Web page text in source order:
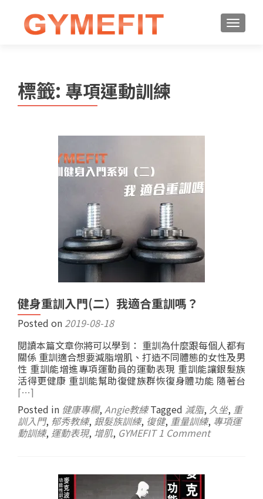
標籤: 專項運動訓練
健身重訓入門(二）我適合重訓嗎？
Posted on 2019-08-18
閱讀本篇文章你將可以學到： 重訓為什麼跟每個人都有
關係 重訓適合想要減脂增肌、打造不同體態的女性及男
性 重訓能增進專項運動員的運動表現 重訓能讓銀髮族
活得更健康 重訓能幫助復健族群恢復身體功能 隨著台
[…]
Posted in 健康專欄, Angie教練 Tagged 減脂, 久坐, 重
訓入門, 郁秀教練, 銀髮族訓練, 復健, 重量訓練, 專項運
動訓練, 運動表現, 增肌, GYMEFIT 1 Comment